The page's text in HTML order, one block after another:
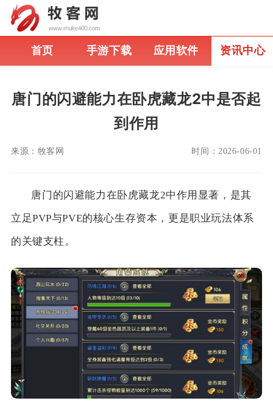
首页 手游下载 应用软件 资讯中心
唐门的闪避能力在卧虎藏龙2中是否起
到作用
来源： 牧客网 时间： 2026-06-01
唐门的闪避能力在卧虎藏龙2中作用显著，是其
立足PVP与PVE的核心生存资本，更是职业玩法体系
的关键支柱。